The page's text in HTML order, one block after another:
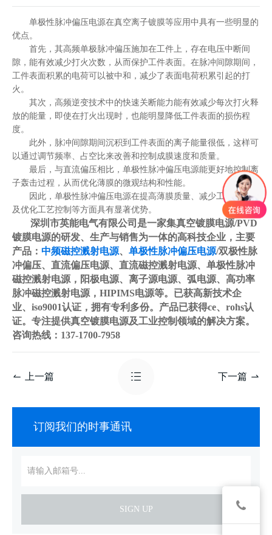
单极性脉冲偏压电源在真空离子镀膜等应用中具有一些明显的
优点。
首先，其高频单极脉冲偏压施加在工件上，存在电压中断间
隙，能有效减少打火次数，从而保护工件表面。在脉冲间隙期间，
工件表面积累的电荷可以被中和，减少了表面电荷积累引起的打
火。
其次，高频逆变技术中的快速关断能力能有效减少每次打火释
放的能量，即使在打火出现时，也能明显降低工件表面的损伤程
度。
此外，脉冲间隙期间沉积到工件表面的离子能量很低，这样可
以通过调节频率、占空比来改善和控制成膜速度和质量。
最后，与直流偏压相比，单极性脉冲偏压电源能更好地控制离
子轰击过程，从而优化薄膜的微观结构和性能。
因此，单极性脉冲偏压电源在提高薄膜质量、减少工件损伤以
及优化工艺控制等方面具有显著优势。
深圳市英能电气有限公司是一家集真空镀膜电源/PVD
镀膜电源的研发、生产与销售为一体的高科技企业，主要
产品： 中频磁控溅射电源、 单极性脉冲偏压电源/双极性脉
冲偏压、直流偏压电源、直流磁控溅射电源、单极性脉冲
磁控溅射电源，阳极电源、离子源电源、弧电源、高功率
脉冲磁控溅射电源，HIPIMS电源等。已获高新技术企
业、iso9001认证，拥有专利多份。产品已获得ce、rohs认
证。专注提供真空镀膜电源及工业控制领域的解决方案。
咨询热线：137-1700-7958
上一篇 下一篇
订阅我们的时事通讯
SIGN UP